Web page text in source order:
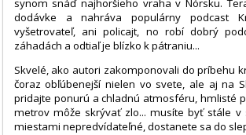
synom snáď najhoršieho vraha v Nórsku.
dodávke a nahráva populárny podcast
vyšetrovateľ, ani policajt, no robí dobrý
záhadách a odtiaľ je blízko k pátraniu...
Skvelé, ako autori zakomponovali do príbehu
čoraz obľúbenejší nielen vo svete, ale aj na
pridajte ponurú a chladnú atmosféru, hmlisté
metrov môže skrývať zlo... musíte byť stále v
miestami nepredvídateľné, dostanete sa do